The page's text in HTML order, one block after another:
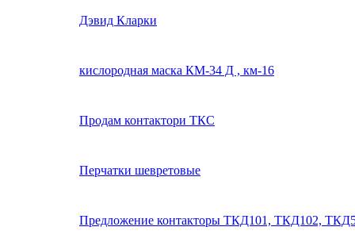
Дэвид Кларки
кислородная маска КМ-34 Д , км-16
Продам контактори ТКС
Перчатки шевретовые
Предложение контакторы ТКД101, ТКД102,